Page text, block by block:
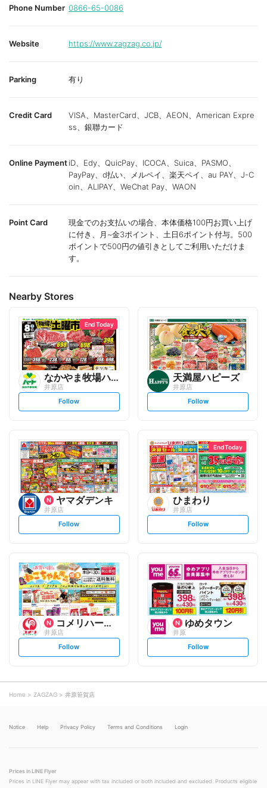
Phone Number 0866-65-0086
Website https://www.zagzag.co.jp/
Parking 有り
Credit Card
VISA、MasterCard、JCB、AEON、American Expre
ss、銀聯カード
Online PaymentiD、Edy、QuicPay、ICOCA、Suica、PASMO、
PayPay、d払い、メルペイ、楽天ペイ、au PAY、J-C
oin、ALIPAY、WeChat Pay、WAON
Point Card
現金でのお支払いの場合、本体価格100円お買い上げ
に付き、月~金3ポイント、土日6ポイント付与。500
ポイントで500円の値引きとしてご利用いただけま
す。
Nearby Stores
End Today
なかやま牧場ハート
井原店
s
t
l
o
w
Follow
天満屋ハピーズ
井原店
s
t
l
o
w
Follow
ヤマダデンキ
井原店
s
t
l
o
w
Follow
End Today
ひまわり
井原店
s
t
l
o
w
Follow
コメリハード&グリーン
井原店
s
t
o
w
Follow
ゆめタウン
井原
s
t
Follow
Home ZAGZAG 井原笹賀店
Notice Help Privacy Policy Terms and Conditions Login
Prices in LINE Flyer
Prices in LINE Flyer may appear with tax included or both included and excluded. Products eligible